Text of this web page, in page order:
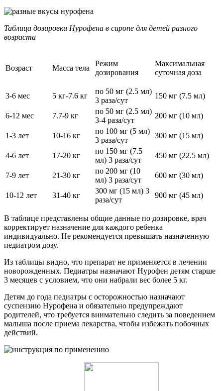
Таблица дозировки Нурофена в сиропе для детей разного
возраста
Возраст Масса тела
Режим
дозирования
Максимальная
суточная доза
3-6 мес 5 кг-7.6 кг
по 50 мг (2.5 мл)
3 раза/сут
150 мг (7.5 мл)
6-12 мес 7.7-9 кг
по 50 мг (2.5 мл)
3-4 раза/сут
200 мг (10 мл)
1-3 лет 10-16 кг
по 100 мг (5 мл)
3 раза/сут
300 мг (15 мл)
4-6 лет 17-20 кг
по 150 мг (7.5
мл) 3 раза/сут
450 мг (22.5 мл)
7-9 лет 21-30 кг
по 200 мг (10
мл) 3 раза/сут
600 мг (30 мл)
10-12 лет 31-40 кг
300 мг (15 мл) 3
раза/сут
900 мг (45 мл)
В таблице представлены общие данные по дозировке, врач
корректирует назначение для каждого ребенка
индивидуально. Не рекомендуется превышать назначенную
педиатром дозу.
Из таблицы видно, что препарат не применяется в лечении
новорожденных. Педиатры назначают Нурофен детям старше
3 месяцев с условием, что они набрали вес более 5 кг.
Детям до года педиатры с осторожностью назначают
суспензию Нурофена и обязательно предупреждают
родителей, что требуется внимательно следить за поведением
малыша после приема лекарства, чтобы избежать побочных
действий.